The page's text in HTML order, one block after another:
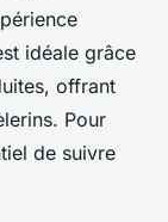
idéale grâce
offrant
Pour
de suivre